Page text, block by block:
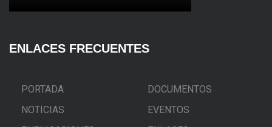
ENLACES FRECUENTES
PORTADA
DOCUMENTOS
NOTICIAS
EVENTOS